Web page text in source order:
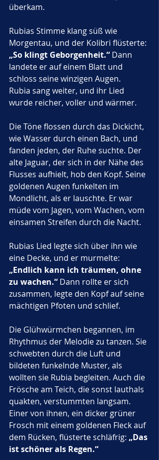
überkam.
Rubias Stimme klang süß wie
Morgentau, und der Kolibri flüsterte:
„So klingt Geborgenheit.“ Dann
landete er auf einem Blatt und
schloss seine winzigen Augen.
Rubia sang weiter, und ihr Lied
wurde reicher, voller und wärmer.
Die Töne flossen durch das Dickicht,
wie Wasser durch einen Bach, und
fanden jeden, der Ruhe suchte. Der
alte Jaguar, der sich in der Nähe des
Flusses aufhielt, hob den Kopf. Seine
goldenen Augen funkelten im
Mondlicht, als er lauschte. Er war
müde vom Jagen, vom Wachen, vom
einsamen Streifen durch die Nacht.
Rubias Lied legte sich über ihn wie
eine Decke, und er murmelte:
„Endlich kann ich träumen, ohne
zu wachen.“ Dann rollte er sich
zusammen, legte den Kopf auf seine
mächtigen Pfoten und schlief.
Die Glühwürmchen begannen, im
Rhythmus der Melodie zu tanzen. Sie
schwebten durch die Luft und
bildeten funkelnde Muster, als
wollten sie Rubia begleiten. Auch die
Frösche am Teich, die sonst lauthals
quakten, verstummten langsam.
Einer von ihnen, ein dicker grüner
Frosch mit einem goldenen Fleck auf
dem Rücken, flüsterte schläfrig: „Das
ist schöner als Regen.“